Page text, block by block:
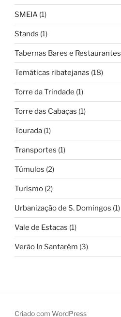
SMEIA (1)
Stands (1)
Tabernas Bares e Restaurantes
Temáticas ribatejanas (18)
Torre da Trindade (1)
Torre das Cabaças (1)
Tourada (1)
Transportes (1)
Túmulos (2)
Turismo (2)
Urbanização de S. Domingos (1)
Vale de Estacas (1)
Verão In Santarém (3)
Criado com WordPress